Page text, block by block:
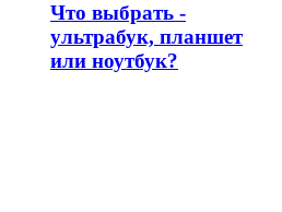
Что выбрать -
ультрабук, планшет
или ноутбук?